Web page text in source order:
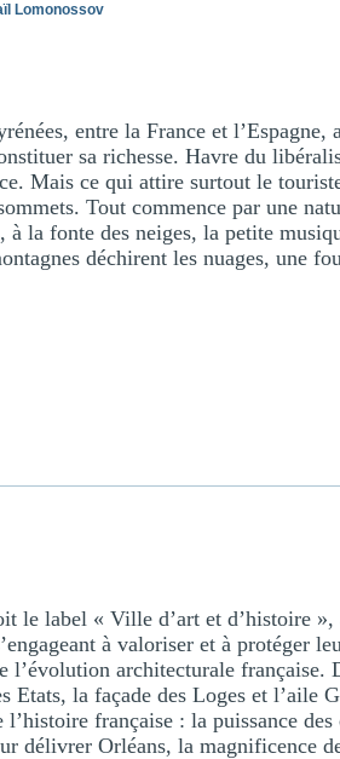
Lomonossov
entre la France et
sa richesse. Havre du
Mais ce qui attire surtout le
Tout commence par une
la fonte des neiges, la petite
déchirent les nuages, une
le label « Ville d’art et d’histoire
à valoriser et à protéger
l’évolution architecturale française.
Etats, la façade des Loges et l’aile
l’histoire française : la puissance
délivrer Orléans, la magnificence